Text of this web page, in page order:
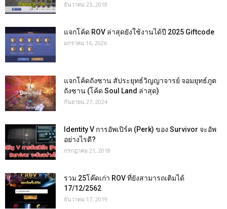
ธันวาคม 23, 2018
แจกโค้ด ROV ล่าสุดยังใช้งานได้ปี 2025 Giftcode
มกราคม 16, 2026
แจกโค้ดถังซาน สัประยุทธ์วิญญาจารย์ จอมยุทธ์ภูต
ถังซาน (โค้ด Soul Land ล่าสุด)
กันยายน 27, 2024
Identity V การอัพเปิร์ค (Perk) ของ Survivor จะอัพ
อย่างไรดี?
กรกฎาคม 21, 2018
รวม 25โค๊ดเก่า ROV ที่ยังสามารถเติมได้
17/12/2562
ธันวาคม 17, 2019